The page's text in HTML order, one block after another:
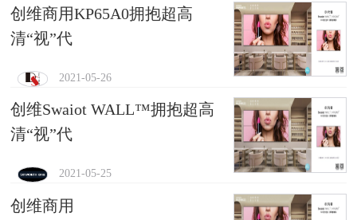
创维商用KP65A0拥抱超高
清“视”代
2021-05-26
创维Swaiot WALL™拥抱超高
清“视”代
2021-05-25
创维商用